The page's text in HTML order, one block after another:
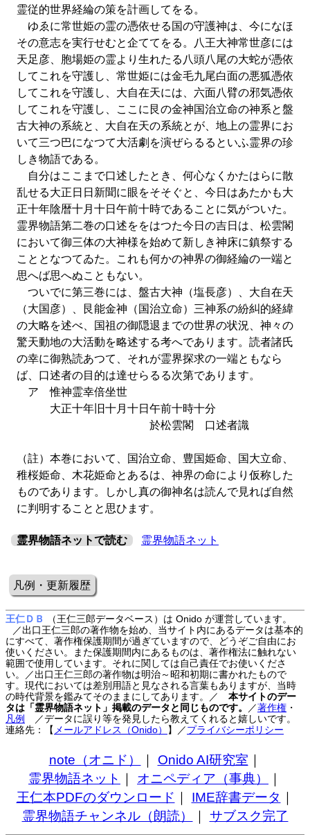
霊従的世界経綸の策を計画してをる。
ゆゑに常世姫の霊の憑依せる国の守護神は、今になほ
その意志を実行せむと企ててをる。八王大神常世彦には
天足彦、胞場姫の霊より生れたる八頭八尾の大蛇が憑依
してこれを守護し、常世姫には金毛九尾白面の悪狐憑依
してこれを守護し、大自在天には、六面八臂の邪気憑依
してこれを守護し、ここに艮の金神国治立命の神系と盤
古大神の系統と、大自在天の系統とが、地上の霊界にお
いて三つ巴になつて大活劇を演ぜらるるといふ霊界の珍
しき物語である。
自分はここまで口述したとき、何心なくかたはらに散
乱せる大正日日新聞に眼をそそぐと、今日はあたかも大
正十年陰暦十月十日午前十時であることに気がついた。
霊界物語第二巻の口述ををはつた今日の吉日は、松雲閣
において御三体の大神様を始めて新しき神床に鎮祭する
こととなつてゐた。これも何かの神界の御経綸の一端と
思へば思へぬこともない。
ついでに第三巻には、盤古大神（塩長彦）、大自在天
（大国彦）、艮能金神（国治立命）三神系の紛糾的経緯
の大略を述べ、国祖の御隠退までの世界の状況、神々の
驚天動地の大活動を略述する考へであります。読者諸氏
の幸に御熟読あつて、それが霊界探求の一端ともなら
ば、口述者の目的は達せらるる次第であります。
アゝ惟神霊幸倍坐世
大正十年旧十月十日午前十時十分
於松雲閣 口述者識
（註）本巻において、国治立命、豊国姫命、国大立命、
稚桜姫命、木花姫命とあるは、神界の命により仮称した
ものであります。しかし真の御神名は読んで見れば自然
に判明することと思ひます。
霊界物語ネットで読む 霊界物語ネット
凡例・更新履歴
王仁ＤＢ
（王仁三郎データベース）は Onido が運営しています。
／出口王仁三郎の著作物を始め、当サイト内にあるデータは基本的
にすべて、著作権保護期間が過ぎていますので、どうぞご自由にお
使いください。また保護期間内にあるものは、著作権法に触れない
範囲で使用しています。それに関しては自己責任でお使いくださ
い。／出口王仁三郎の著作物は明治～昭和初期に書かれたもので
す。現代においては差別用語と見なされる言葉もありますが、当時
の時代背景を鑑みてそのままにしてあります。／ 本サイトのデー
タは「霊界物語ネット」掲載のデータと同じものです。
／著作権 ・
凡例
／データに誤り等を発見したら教えてくれると嬉しいです。
連絡先：【 メールアドレス（Onido） 】 ／プライバシーポリシー
note（オニド） Onido AI研究室
霊界物語ネット
オニペディア（事典）
王仁本PDFのダウンロード
IME辞書データ
霊界物語チャンネル（朗読）
サブスク完了